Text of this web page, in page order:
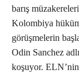
barış
Kolombiya
görüşmelerin
Odin Sanchez
koşuyor.